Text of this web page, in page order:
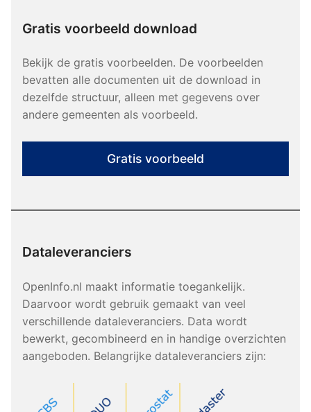
Gratis voorbeeld download
Bekijk de gratis voorbeelden. De voorbeelden
bevatten alle documenten uit de download in
dezelfde structuur, alleen met gegevens over
andere gemeenten als voorbeeld.
Gratis voorbeeld
Dataleveranciers
OpenInfo.nl maakt informatie toegankelijk.
Daarvoor wordt gebruik gemaakt van veel
verschillende dataleveranciers. Data wordt
bewerkt, gecombineerd en in handige overzichten
aangeboden. Belangrijke dataleveranciers zijn: